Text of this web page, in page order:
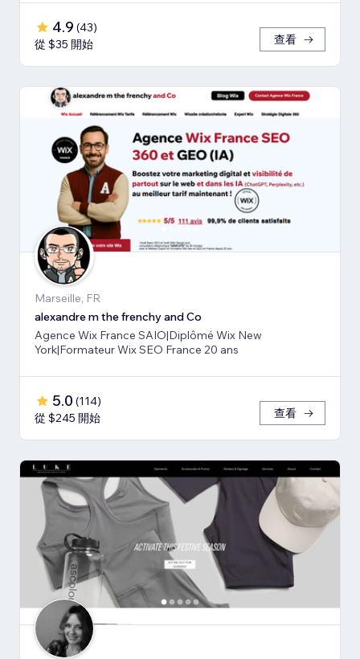
4.9 (43)
從 $35 開始
查看
Marseille, FR
alexandre m the frenchy and Co
Agence Wix France SAIO|Diplômé Wix New
York|Formateur Wix SEO France 20 ans
5.0 (114)
從 $245 開始
查看